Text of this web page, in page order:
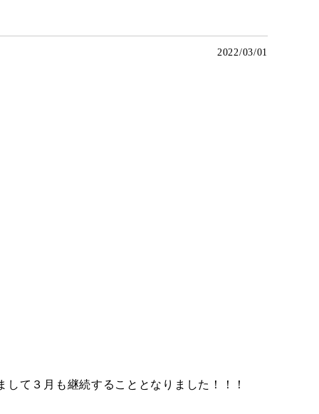
2022/03/01
て３月も継続することとなりました！！！